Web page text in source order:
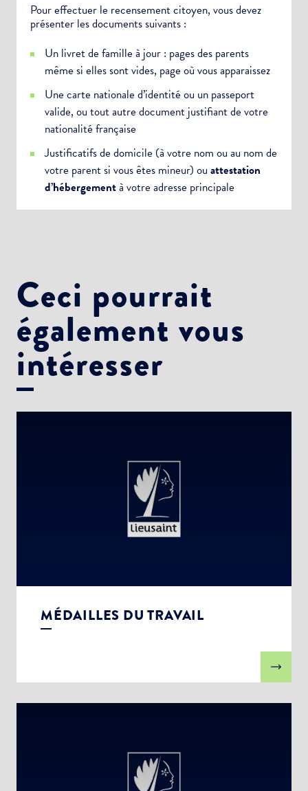
Pour effectuer le recensement citoyen, vous devez
présenter les documents suivants :
Un livret de famille à jour : pages des parents
même si elles sont vides, page où vous apparaissez
Une carte nationale d’identité ou un passeport
valide, ou tout autre document justifiant de votre
nationalité française
Justificatifs de domicile (à votre nom ou au nom de
votre parent si vous êtes mineur) ou attestation
d’hébergementà votre adresse principale
Ceci pourrait
également vous
intéresser
MÉDAILLES DU TRAVAIL
Choisissez votre abonnement :
Alertes Mail
Newsletter Sport et Vie associative